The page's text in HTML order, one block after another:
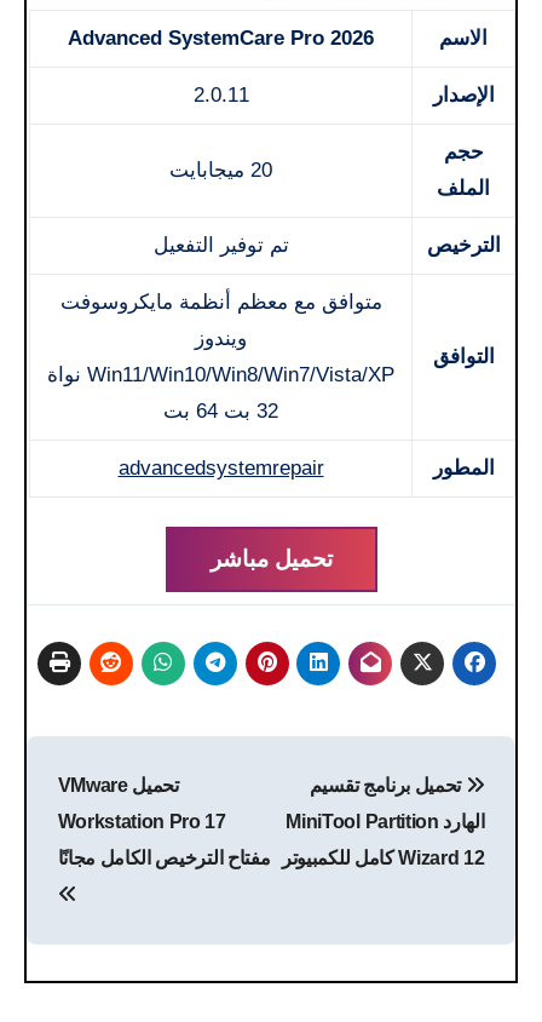
الاسم Advanced SystemCare Pro 2026
الإصدار 2.0.11
حجم
الملف
20 ميجابايت
الترخيص تم توفير التفعيل
التوافق
متوافق مع معظم أنظمة مايكروسوفت
ويندوز
Win11/Win10/Win8/Win7/Vista/XP نواة
32 بت 64 بت
المطور advancedsystemrepair
تحميل مباشر
المقالات
تحميل برنامج تقسيم
الهارد MiniTool Partition
Wizard 12 كامل للكمبيوتر
تحميل VMware
Workstation Pro 17
مفتاح الترخيص الكامل مجانًا